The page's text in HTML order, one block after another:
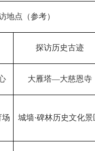
地点（参考）
探访历史古迹
大雁塔—大慈恩寺
场 城墙·碑林历史文化景